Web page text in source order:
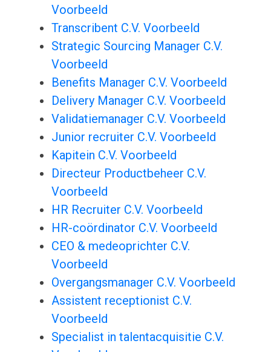
Voorbeeld
Transcribent C.V. Voorbeeld
Strategic Sourcing Manager C.V.
Voorbeeld
Benefits Manager C.V. Voorbeeld
Delivery Manager C.V. Voorbeeld
Validatiemanager C.V. Voorbeeld
Junior recruiter C.V. Voorbeeld
Kapitein C.V. Voorbeeld
Directeur Productbeheer C.V.
Voorbeeld
HR Recruiter C.V. Voorbeeld
HR-coördinator C.V. Voorbeeld
CEO & medeoprichter C.V.
Voorbeeld
Overgangsmanager C.V. Voorbeeld
Assistent receptionist C.V.
Voorbeeld
Specialist in talentacquisitie C.V.